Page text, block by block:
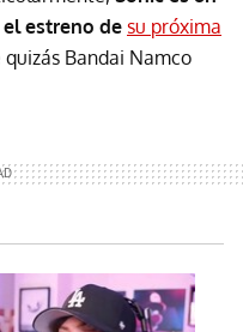
estreno desu próxima
quizás Bandai Namco